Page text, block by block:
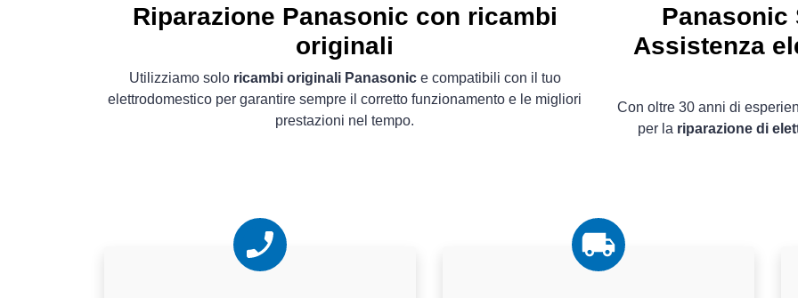
Riparazione Panasonic con ricambi
originali
Utilizziamo solo ricambi originali Panasonice compatibili con il tuo
elettrodomestico per garantire sempre il corretto funzionamento e le migliori
prestazioni nel tempo.
Panasonic
Assistenza
Con oltre 30 anni di
per la riparazione di